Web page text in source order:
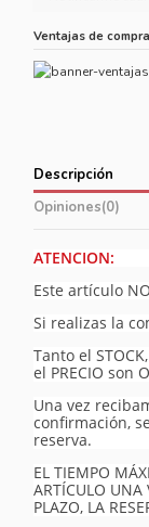
Ventajas de
Descripción
Opiniones(0)
ATENCION:
Este artículo
Si realizas la
Tanto el
el PRECIO son
Una vez
confirmación,
reserva.
EL TIEMPO
ARTÍCULO UNA
PLAZO, LA